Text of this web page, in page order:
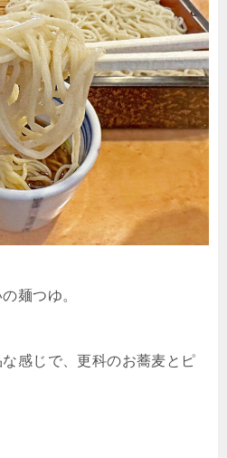
麺つゆ。
感じで、更科のお蕎麦とピ